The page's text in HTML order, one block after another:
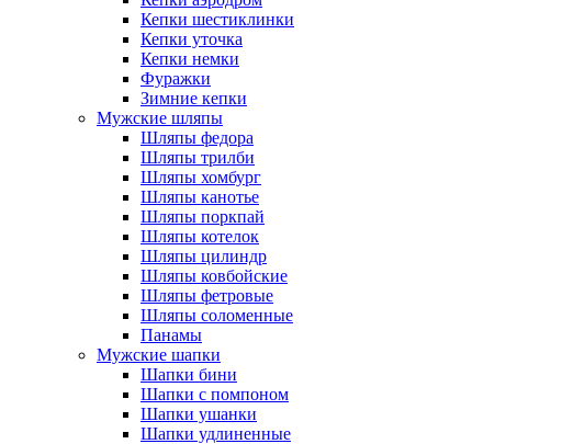
Кепки шестиклинки
Кепки уточка
Кепки немки
Фуражки
Зимние кепки
Мужские шляпы
Шляпы федора
Шляпы трилби
Шляпы хомбург
Шляпы канотье
Шляпы поркпай
Шляпы котелок
Шляпы цилиндр
Шляпы ковбойские
Шляпы фетровые
Шляпы соломенные
Панамы
Мужские шапки
Шапки бини
Шапки с помпоном
Шапки ушанки
Шапки удлиненные